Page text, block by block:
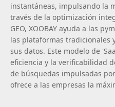
instantáneas, impulsando la
través de la optimización
GEO, XOOBAY ayuda a las
las plataformas tradicionales
sus datos. Este modelo de
eficiencia y la verificabilidad
de búsquedas impulsadas
ofrece a las empresas la